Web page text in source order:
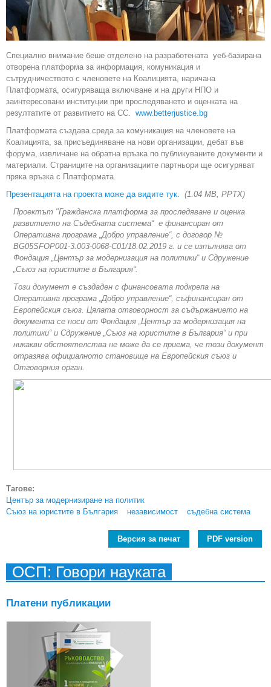
Специално внимание беше отделено на разработената уеб-базирана
отворена платформа за информация, комуникация и
сътрудничеството с членовете на Коалицията, наричана
Платформата, осигуряваща включване и на други НПО и
заинтересовани институции при проследяването и оценката на
резултатите от развитието на СС. www.betterjustice.bg
Платформата създава среда за комуникация на членовете на
Коалицията, за присъединяване на нови организации, дебат във
форума, извличане на обратна връзка по публикуваните документи и
материали. Страниците на организациите партньори ще осигуряват
пряка връзка с Платформата.
Презентацията на проекта може да видите тук. (1.04 MB, PPTX)
Проектът "Гражданска платформа за проследяване и оценка
развитието на Съдебната система“ е финансиран от
Оперативна програма „Добро управление“, с договор №
BG05SFOP001-3.003-0068-С01/18.02.2019 г. и се изпълнява от
Фондация „Център за модернизация на политики“ и Сдружение
„Съюз на юристите в България“.
Този документ е създаден с финансовата подкрепа на
Оперативна програма „Добро управление“, съфинансиран от
Европейския съюз. Цялата отговорност за съдържанието на
документа се носи от Фондация „Център за модернизация на
политики“ и Сдружение „Съюз на юристите в България“ и при
никакви обстоятелства не може да се приема, че този документ
отразява официалното становище на Европейския съюз и
Отговорния орган.
Тагове:
Център за модернизиране на политик
Съюз на юристите в България
независимост съдебна система
Версия за печат PDF version
ОСП: Говори науката
Платени публикации